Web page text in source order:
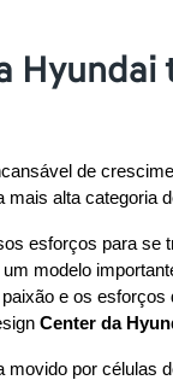
de
alta categoria
esforços para
modelo
e os
Center da
por células